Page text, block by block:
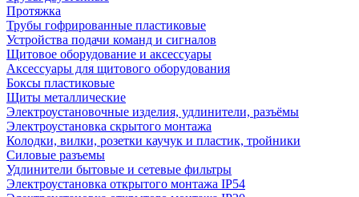
Протяжка
Трубы гофрированные пластиковые
Устройства подачи команд и сигналов
Щитовое оборудование и аксессуары
Аксессуары для щитового оборудования
Боксы пластиковые
Щиты металлические
Электроустановочные изделия, удлинители, разъёмы
Электроустановка скрытого монтажа
Колодки, вилки, розетки каучук и пластик, тройники
Силовые разъемы
Удлинители бытовые и сетевые фильтры
Электроустановка открытого монтажа IP54